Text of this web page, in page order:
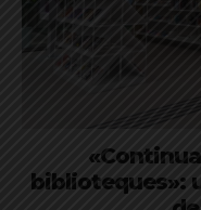
biblioteques»: